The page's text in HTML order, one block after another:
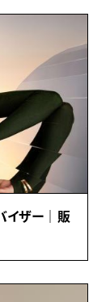
イザー｜販